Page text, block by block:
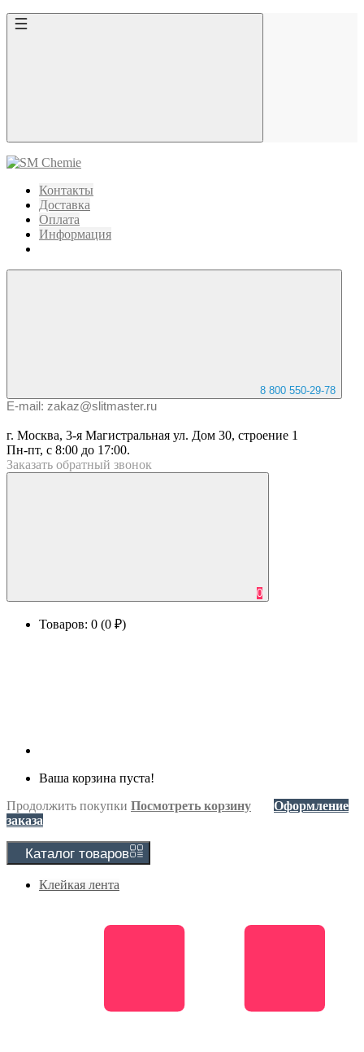
Контакты
Доставка
Оплата
Информация
8 800 550-29-78
E-mail: zakaz@slitmaster.ru
г. Москва, 3-я Магистральная ул. Дом 30, строение 1
Пн-пт, с 8:00 до 17:00.
Заказать обратный звонок
0
Товаров: 0 (0 ₽)
Ваша корзина пуста!
Продолжить покупки Посмотреть корзину
Оформление
заказа
Каталог товаров
Клейкая лента